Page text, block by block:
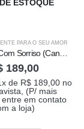
PARA O SEU AMOR,
ESTOQUE
PARA O SEU AMOR
Cesta Amor Com Sorriso (Caneca de Amor de acordo com a disponibilidade)
189,00
de R$189,00no
(P/ mais
em contato
a loja)